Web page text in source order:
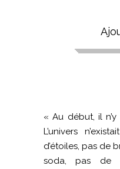
« Au début, il n’y
L’univers
d’étoiles, pas de
soda, pas de